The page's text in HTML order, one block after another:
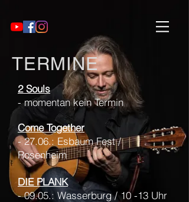
TERMINE
2 Souls
- momentan kein Termin
Come Together
- 27.06.: Esbaum Fest /
Rosenheim
DIE PLANK
- 09.05.: Wasserburg / 10 -13 Uhr